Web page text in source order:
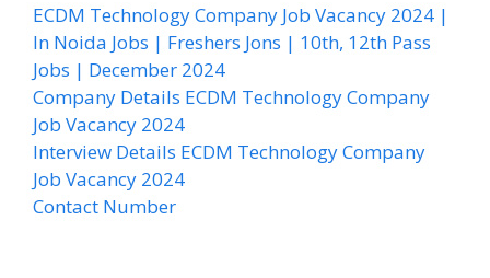
ECDM Technology Company Job Vacancy 2024 |
In Noida Jobs | Freshers Jons | 10th, 12th Pass
Jobs | December 2024
Company Details ECDM Technology Company
Job Vacancy 2024
Interview Details ECDM Technology Company
Job Vacancy 2024
Contact Number